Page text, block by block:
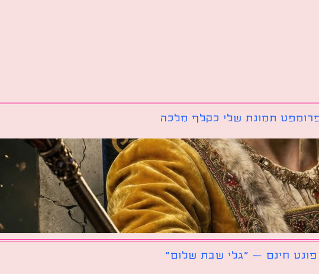
תמונת שלי כקלף מלכה
פונט חינם – ״גלי שבת שלום״